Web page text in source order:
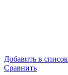
Добавить в
Сравнить